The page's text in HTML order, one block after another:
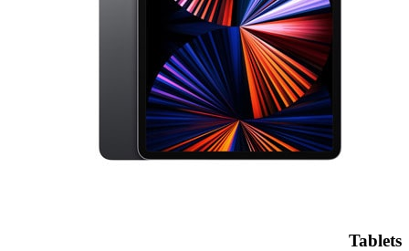
Tablets